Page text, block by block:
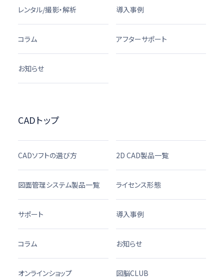
レンタル/撮影・解析 導入事例
コラム アフターサポート
お知らせ
CADトップ
CADソフトの選び方 2D CAD製品一覧
図面管理システム製品一覧 ライセンス形態
サポート 導入事例
コラム お知らせ
オンラインショップ 図脳CLUB